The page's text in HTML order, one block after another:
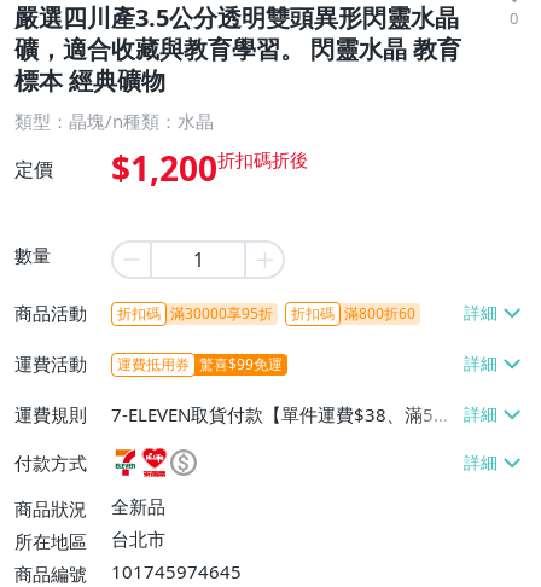
嚴選四川產3.5公分透明雙頭異形閃靈水晶
礦，適合收藏與教育學習。 閃靈水晶 教育
標本 經典礦物
0
類型：晶塊/n種類：水晶
定價 $1,200
數量
商品活動 折扣碼 滿30000享95折 折扣碼 滿800折60
運費活動 運費抵用券 驚喜$99免運
運費規則
7-ELEVEN取貨付款【單件運費$38、滿5件
或消費滿$1298免運費】、7-ELEVEN取貨
不付款【免運費】、萊爾富取貨付款【單件
運費$60、滿5件或消費滿$1298免運
費】、宅配/貨運【單件運費$120、滿5件
付款方式
商品狀況
全新品
所在地區
台北市
商品編號
101745974645